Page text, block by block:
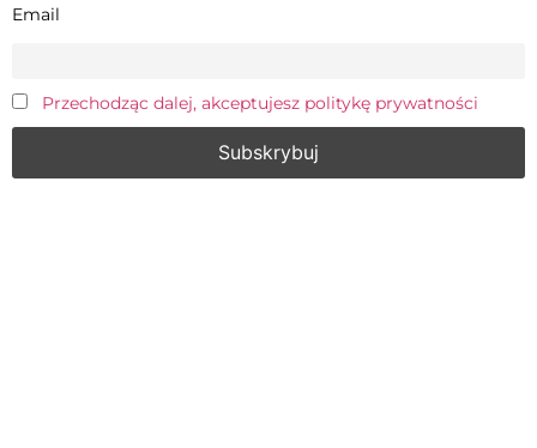
Email
Przechodząc dalej, akceptujesz politykę prywatności